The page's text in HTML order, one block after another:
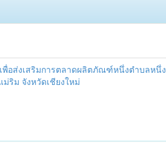
อส่งเสริมการตลาดผลิตภัณฑ์หนึ่งตำบลหนึ่ง
ริม จังหวัดเชียงใหม่